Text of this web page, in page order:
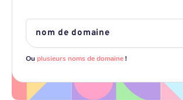
Ouplusieurs noms de domaine!